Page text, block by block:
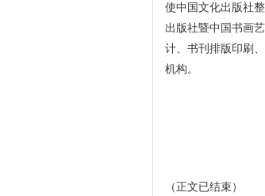
使中国文化出版社
出版社暨中国书画
计、书刊排版印刷
机构。
（正文已结束）